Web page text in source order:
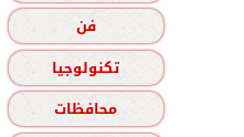
فن
تكنولوجيا
محافظات